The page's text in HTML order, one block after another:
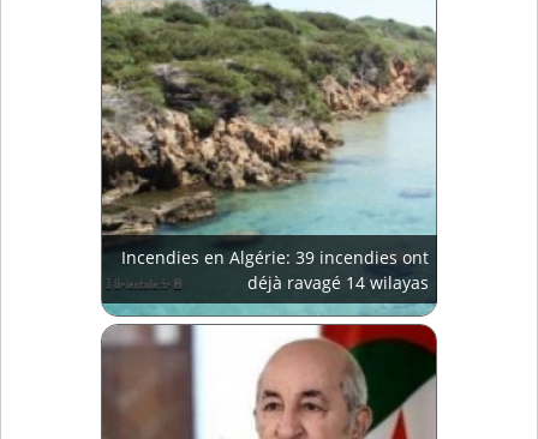
Incendies en Algérie: 39 incendies ont
déjà ravagé 14 wilayas